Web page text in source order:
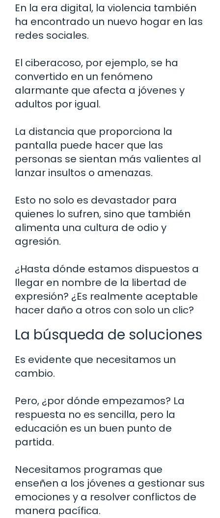
En la era digital, la violencia también
ha encontrado un nuevo hogar en las
redes sociales.
El ciberacoso, por ejemplo, se ha
convertido en un fenómeno
alarmante que afecta a jóvenes y
adultos por igual.
La distancia que proporciona la
pantalla puede hacer que las
personas se sientan más valientes al
lanzar insultos o amenazas.
Esto no solo es devastador para
quienes lo sufren, sino que también
alimenta una cultura de odio y
agresión.
¿Hasta dónde estamos dispuestos a
llegar en nombre de la libertad de
expresión? ¿Es realmente aceptable
hacer daño a otros con solo un clic?
La búsqueda de soluciones
Es evidente que necesitamos un
cambio.
Pero, ¿por dónde empezamos? La
respuesta no es sencilla, pero la
educación es un buen punto de
partida.
Necesitamos programas que
enseñen a los jóvenes a gestionar sus
emociones y a resolver conflictos de
manera pacífica.